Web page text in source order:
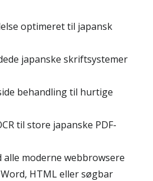
optimeret til japansk
japanske skriftsystemer
behandling til hurtige
til store japanske PDF-
alle moderne webbrowsere
HTML eller søgbar